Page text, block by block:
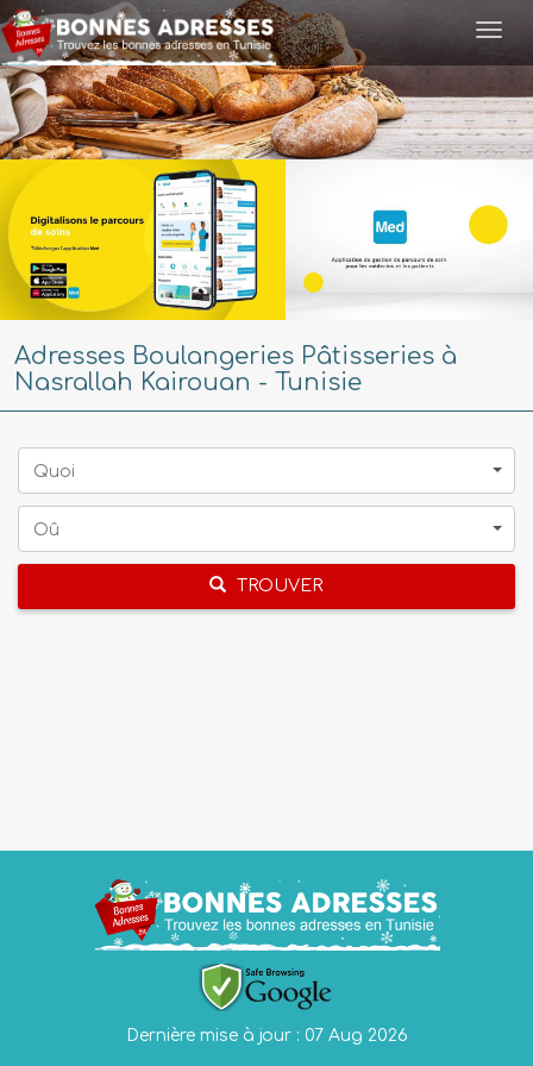
Adresses Boulangeries Pâtisseries à
Nasrallah Kairouan - Tunisie
Quoi
Oû
TROUVER
Dernière mise à jour : 07 Aug 2026